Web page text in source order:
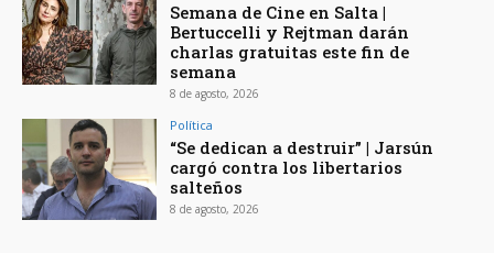
Semana de Cine en Salta |
Bertuccelli y Rejtman darán
charlas gratuitas este fin de
semana
8 de agosto, 2026
Política
“Se dedican a destruir” | Jarsún
cargó contra los libertarios
salteños
8 de agosto, 2026